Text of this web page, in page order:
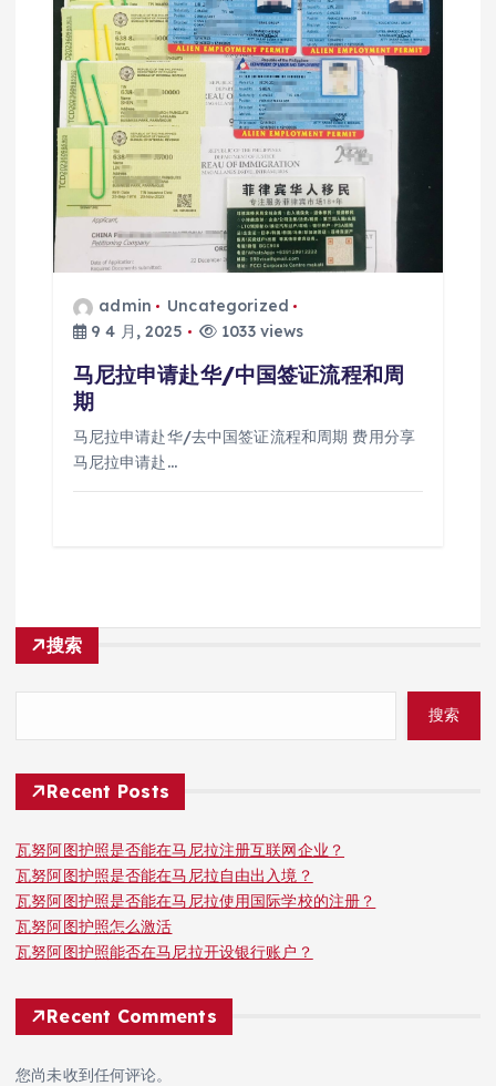
admin
Uncategorized
9 4 月, 2025
1033 views
马尼拉申请赴华/中国签证流程和周
期
马尼拉申请赴华/去中国签证流程和周期 费用分享
马尼拉申请赴…
搜索
搜索
Recent Posts
瓦努阿图护照是否能在马尼拉注册互联网企业？
瓦努阿图护照是否能在马尼拉自由出入境？
瓦努阿图护照是否能在马尼拉使用国际学校的注册？
瓦努阿图护照怎么激活
瓦努阿图护照能否在马尼拉开设银行账户？
Recent Comments
您尚未收到任何评论。